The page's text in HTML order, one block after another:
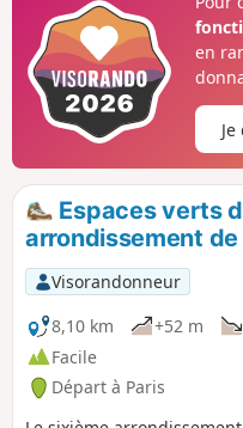
animal, sans doute celle
en
Espaces verts
arrondissement de
Visorandonneur
8,10 km
+52 m
Facile
Départ à Paris